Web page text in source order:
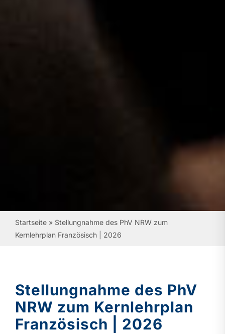
Startseite» Stellungnahme des PhV NRW zum
Kernlehrplan Französisch | 2026
Stellungnahme des PhV
NRW zum Kernlehrplan
Französisch | 2026